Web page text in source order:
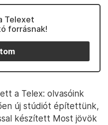
Telexet
forrásnak!
a Telex: olvasóink
új stúdiót építettünk,
készített Most jövök